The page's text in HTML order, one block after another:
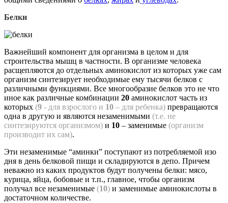
Белки
Важнейший компонент для организма в целом и для
строительства мышц в частности. В организме человека
расщепляются до отдельных аминокислот из которых уже сам
организм синтезирует необходимые ему тысячи белков с
различными функциями. Все многообразие белков это не что
иное как различные комбинации 20 аминокислот часть из
которых (9 - для взрослого и 10 – для ребенка) превращаются
одна в другую и являются незаменимыми (т.е. не
синтезируются организмом) и 10 – заменимые (организм
производит их сам).
Эти незаменимые “аминки” поступают из потребляемой изо
дня в день белковой пищи и складируются в депо. Причем
неважно из каких продуктов будут получены белки: мясо,
курица, яйца, бобовые и т.п., главное, чтобы организм
получал все незаменимые (10) и заменимые аминокислоты в
достаточном количестве.